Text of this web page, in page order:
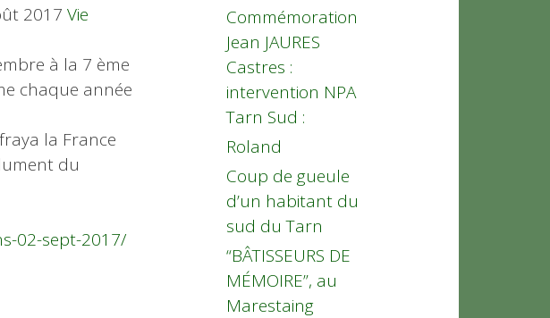
2017 Vie
à la 7 ème
chaque année
la France
du
02-sept-2017/
Commémoration
Jean JAURES
Castres :
intervention NPA
Tarn Sud :
Roland
Coup de gueule
d’un habitant du
sud du Tarn
“BÂTISSEURS DE
MÉMOIRE”, au
Marestaing